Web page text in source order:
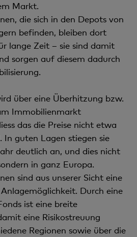
Markt.
die sich in den Depots von
befinden, bleiben dort
lange Zeit – sie sind damit
sorgen auf diesem dadurch
über eine Überhitzung bzw.
Immobilienmarkt
das die Preise nicht etwa
In guten Lagen stiegen sie
deutlich an, und dies nicht
in ganz Europa.
sind aus unserer Sicht eine
Durch eine
ist eine breite
eine Risikostreuung
Regionen sowie über die